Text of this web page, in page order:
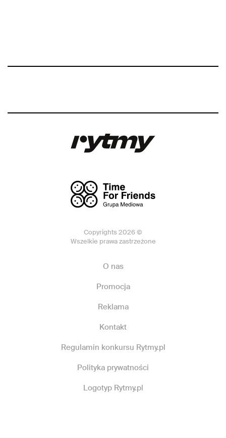
Copyrights 2026 ©
Wszelkie prawa zastrzeżone
O nas
Promocja
Reklama
Kontakt
Regulamin konkursu Rytmy.pl
Polityka prywatności
Logotyp Rytmy.pl